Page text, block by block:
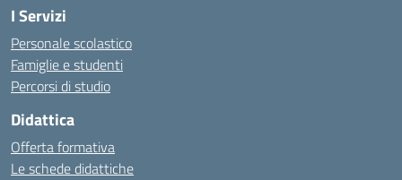
I Servizi
Personale scolastico
Famiglie e studenti
Percorsi di studio
Didattica
Offerta formativa
Le schede didattiche